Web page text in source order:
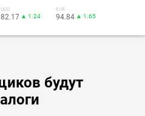
USD
82.17 ▲ 1.24
EUR
94.84 ▲ 1.65
будут